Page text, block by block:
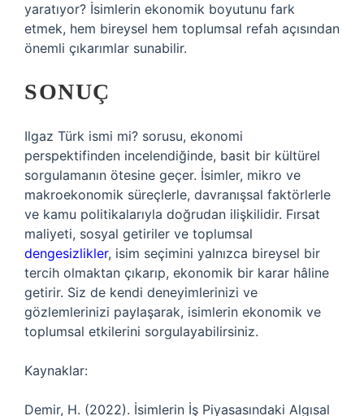
yaratıyor? İsimlerin ekonomik boyutunu fark
etmek, hem bireysel hem toplumsal refah açısından
önemli çıkarımlar sunabilir.
SONUÇ
Ilgaz Türk ismi mi? sorusu, ekonomi
perspektifinden incelendiğinde, basit bir kültürel
sorgulamanın ötesine geçer. İsimler, mikro ve
makroekonomik süreçlerle, davranışsal faktörlerle
ve kamu politikalarıyla doğrudan ilişkilidir. Fırsat
maliyeti, sosyal getiriler ve toplumsal
dengesizlikler, isim seçimini yalnızca bireysel bir
tercih olmaktan çıkarıp, ekonomik bir karar hâline
getirir. Siz de kendi deneyimlerinizi ve
gözlemlerinizi paylaşarak, isimlerin ekonomik ve
toplumsal etkilerini sorgulayabilirsiniz.
Kaynaklar:
Demir, H. (2022). İsimlerin İş Piyasasındaki Algısal